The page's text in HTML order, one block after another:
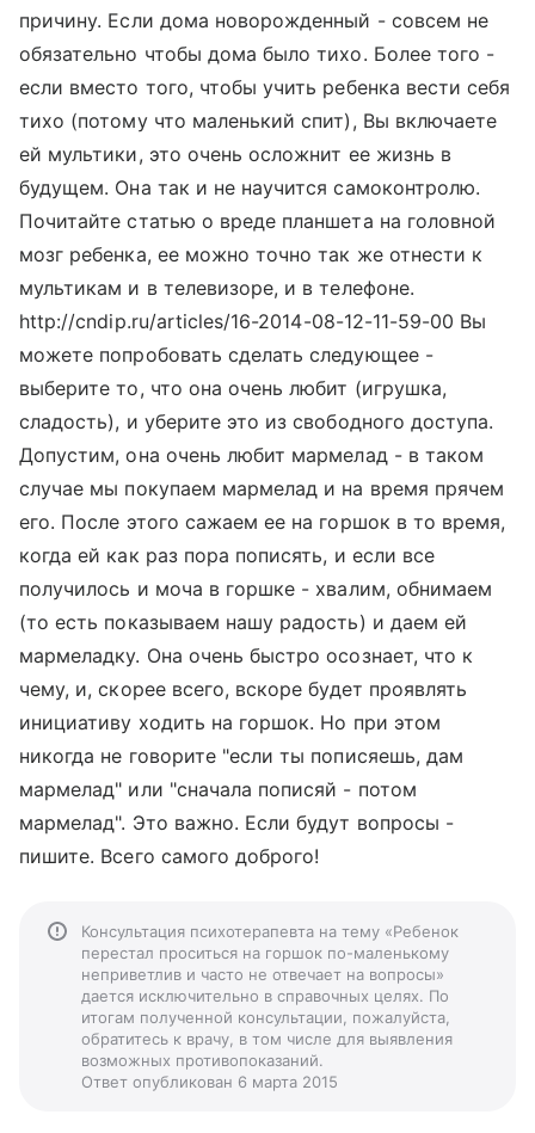
причину. Если дома новорожденный - совсем не
обязательно чтобы дома было тихо. Более того -
если вместо того, чтобы учить ребенка вести себя
тихо (потому что маленький спит), Вы включаете
ей мультики, это очень осложнит ее жизнь в
будущем. Она так и не научится самоконтролю.
Почитайте статью о вреде планшета на головной
мозг ребенка, ее можно точно так же отнести к
мультикам и в телевизоре, и в телефоне.
http://cndip.ru/articles/16-2014-08-12-11-59-00 Вы
можете попробовать сделать следующее -
выберите то, что она очень любит (игрушка,
сладость), и уберите это из свободного доступа.
Допустим, она очень любит мармелад - в таком
случае мы покупаем мармелад и на время прячем
его. После этого сажаем ее на горшок в то время,
когда ей как раз пора пописять, и если все
получилось и моча в горшке - хвалим, обнимаем
(то есть показываем нашу радость) и даем ей
мармеладку. Она очень быстро осознает, что к
чему, и, скорее всего, вскоре будет проявлять
инициативу ходить на горшок. Но при этом
никогда не говорите "если ты пописяешь, дам
мармелад" или "сначала пописяй - потом
мармелад". Это важно. Если будут вопросы -
пишите. Всего самого доброго!
Консультация психотерапевта на тему «Ребенок
перестал проситься на горшок по-маленькому
неприветлив и часто не отвечает на вопросы»
дается исключительно в справочных целях. По
итогам полученной консультации, пожалуйста,
обратитесь к врачу, в том числе для выявления
возможных противопоказаний.
Ответ опубликован 6 марта 2015